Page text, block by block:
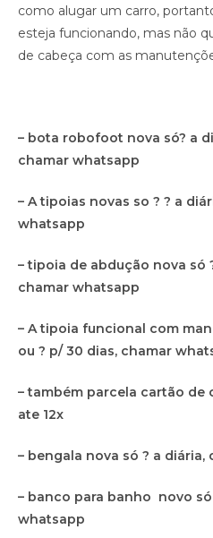
como alugar um carro,
esteja funcionando, mas não
de cabeça com as
– bota robofoot nova só? a
chamar whatsapp
– A tipoias novas so ? ? a
whatsapp
– tipoia de abdução nova só
chamar whatsapp
– A tipoia funcional com
ou ? p/ 30 dias, chamar
– também parcela cartão de
ate 12x
– bengala nova só ? a
– banco para banho novo
whatsapp